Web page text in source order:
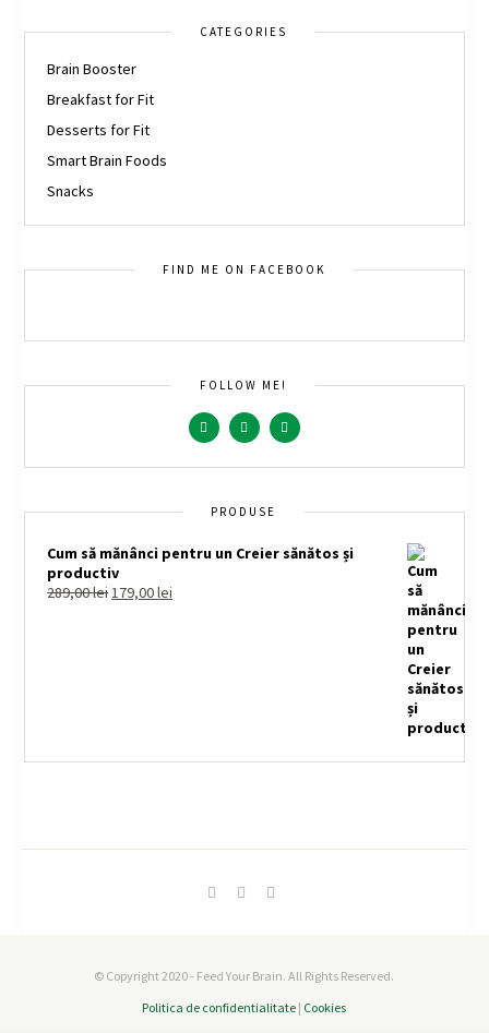
CATEGORIES
Brain Booster
Breakfast for Fit
Desserts for Fit
Smart Brain Foods
Snacks
FIND ME ON FACEBOOK
FOLLOW ME!
PRODUSE
Cum să mănânci pentru un Creier sănătos și
productiv
289,00lei179,00lei
© Copyright 2020 - Feed Your Brain. All Rights Reserved.
Politica de confidentialitate | Cookies